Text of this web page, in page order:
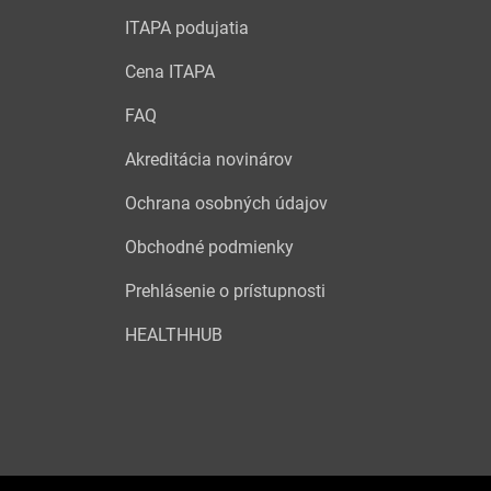
ITAPA podujatia
Cena ITAPA
FAQ
Akreditácia novinárov
Ochrana osobných údajov
Obchodné podmienky
Prehlásenie o prístupnosti
HEALTHHUB